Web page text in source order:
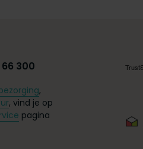
300
,
, vind je op
pagina